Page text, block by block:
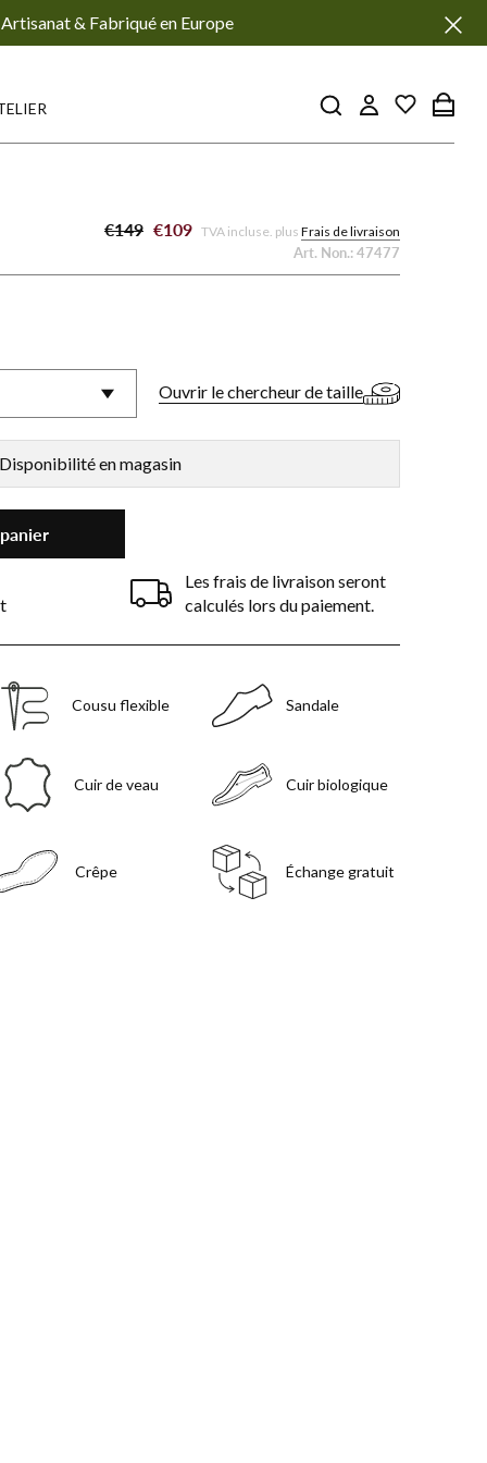
& Fabriqué en Europe
€149 €109 TVA incluse. plus Frais de livraison
Art. Non.:47477
Ouvrir le chercheur de taille
Disponibilité en magasin
Les frais de livraison seront
calculés lors du paiement.
Cousu flexible Sandale
Cuir de veau Cuir biologique
Crêpe Échange gratuit